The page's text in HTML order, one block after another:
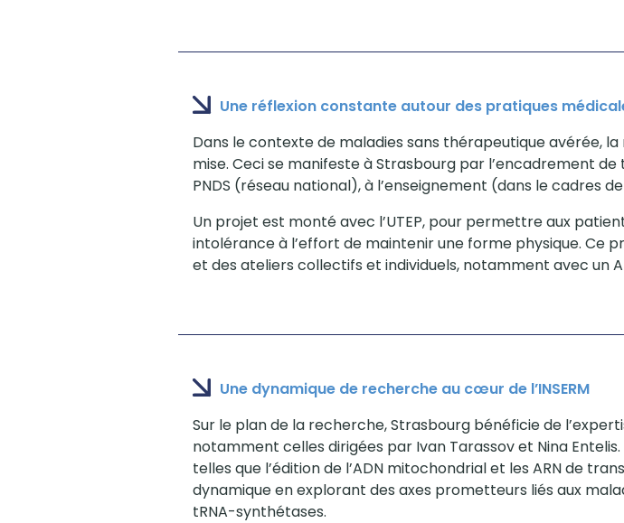
Une réflexion constante autour des pratiques
Dans le contexte de maladies sans thérapeutique avérée,
mise. Ceci se manifeste à Strasbourg par l’encadrement
PNDS (réseau national), à l’enseignement (dans le cadres
Un projet est monté avec l’UTEP, pour permettre aux
intolérance à l’effort de maintenir une forme physique.
et des ateliers collectifs et individuels, notamment avec un
Une dynamique de recherche au cœur de l’INSERM
Sur le plan de la recherche, Strasbourg bénéficie de
notamment celles dirigées par Ivan Tarassov et Nina
telles que l’édition de l’ADN mitochondrial et les ARN de
dynamique en explorant des axes prometteurs liés aux
tRNA-synthétases.